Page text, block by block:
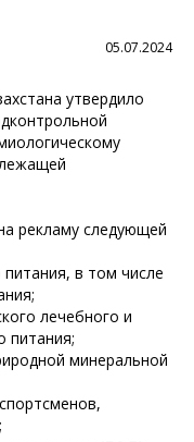
05.07.2024
утвердило
рекламу следующей
в том числе
лечебного и
питания;
минеральной